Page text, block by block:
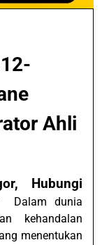
Ahli
Hubungi
Dalam dunia
kehandalan
menentukan